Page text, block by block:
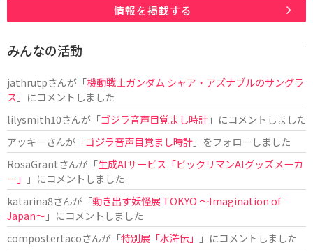
情報を掲載する
みんなの活動
jathrutpさんが「機動戦士ガンダム シャア・アズナブルのサングラ
ス 」にコメントしました
lilysmith10さんが「ゴジラ音声目覚まし時計」にコメントしました
アッキーさんが「ゴジラ音声目覚まし時計」をフォローしました
RosaGrantさんが「生成AIサービス「ビックリマンAIグッズメーカ
ー」
」にコメントしました
katarina8さんが「動き出す妖怪展 TOKYO 〜Imagination of
Japan〜」にコメントしました
compostertacoさんが「特別展「水滸伝」
」にコメントしました